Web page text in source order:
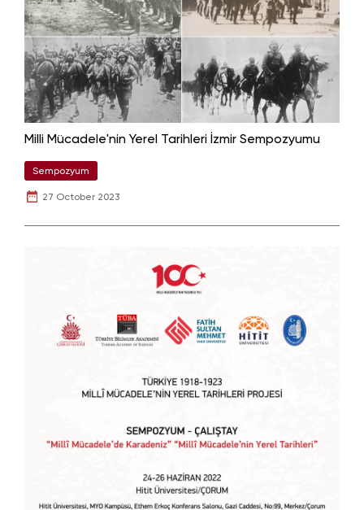
Milli Mücadele'nin Yerel Tarihleri İzmir Sempozyumu
Sempozyum
27 October 2023